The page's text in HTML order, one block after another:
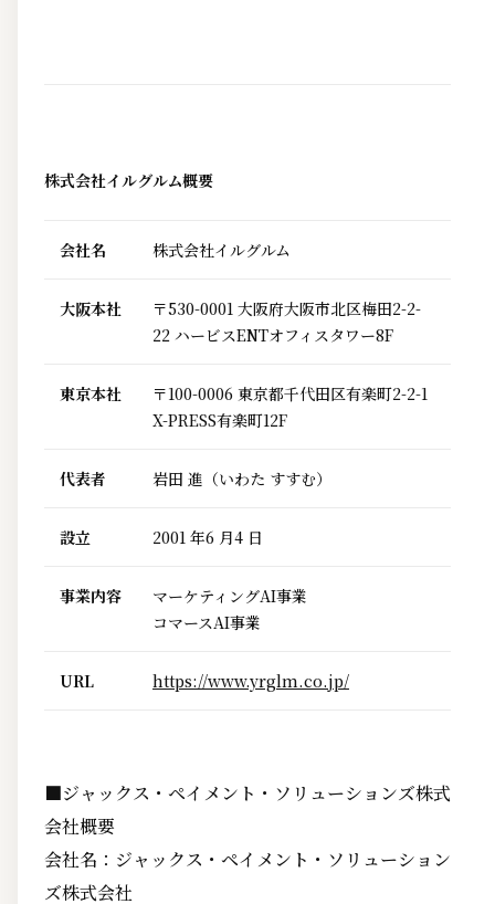
株式会社イルグルム概要
会社名 株式会社イルグルム
大阪本社
〒530-0001 大阪府大阪市北区梅田2-2-
22 ハービスENTオフィスタワー8F
東京本社
〒100-0006 東京都千代田区有楽町2-2-1
X-PRESS有楽町12F
代表者 岩田 進（いわた すすむ）
設立 2001 年6 月4 日
事業内容
マーケティングAI事業
コマースAI事業
URL https://www.yrglm.co.jp/
■ジャックス・ペイメント・ソリューションズ株式
会社概要
会社名：ジャックス・ペイメント・ソリューション
ズ株式会社